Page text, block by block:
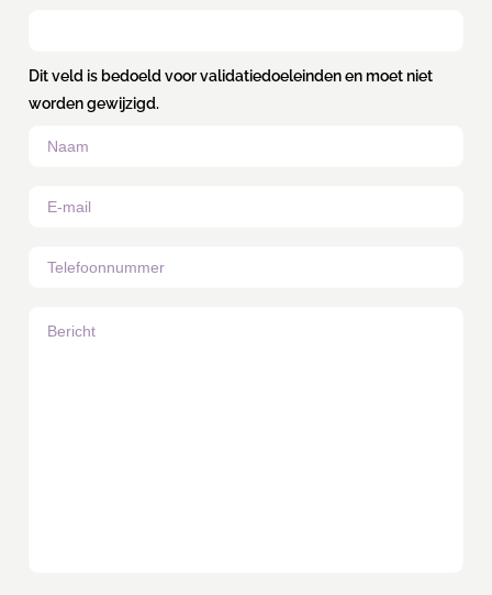
Dit veld is bedoeld voor validatiedoeleinden en moet niet
worden gewijzigd.